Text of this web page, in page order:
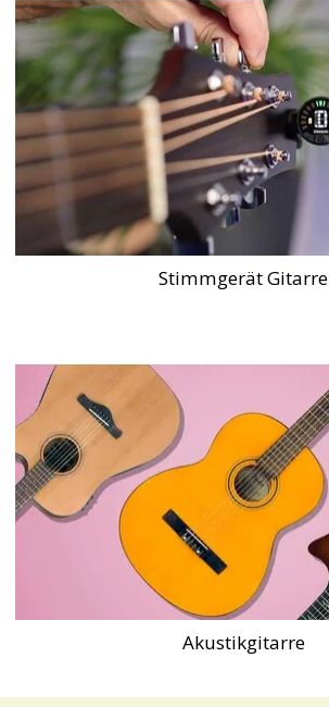
Stimmgerät Gitarre
Akustikgitarre